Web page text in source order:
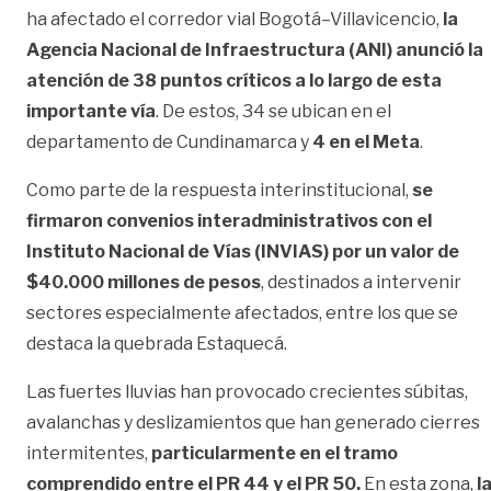
ha afectado el corredor vial Bogotá–Villavicencio, la
Agencia Nacional de Infraestructura (ANI) anunció la
atención de 38 puntos críticos a lo largo de esta
importante vía. De estos, 34 se ubican en el
departamento de Cundinamarca y 4 en el Meta.
Como parte de la respuesta interinstitucional, se
firmaron convenios interadministrativos con el
Instituto Nacional de Vías (INVIAS) por un valor de
$40.000 millones de pesos, destinados a intervenir
sectores especialmente afectados, entre los que se
destaca la quebrada Estaquecá.
Las fuertes lluvias han provocado crecientes súbitas,
avalanchas y deslizamientos que han generado cierres
intermitentes, particularmente en el tramo
comprendido entre el PR 44 y el PR 50. En esta zona, la